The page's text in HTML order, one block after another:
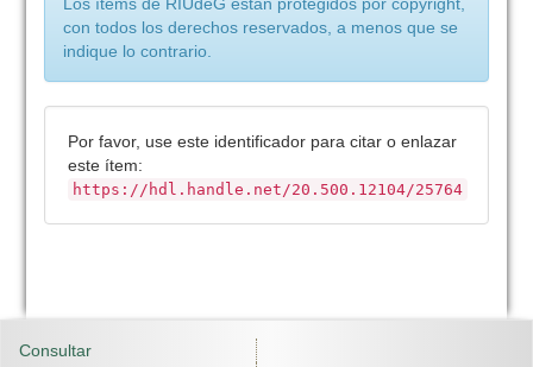
con todos los derechos reservados, a menos que se
indique lo contrario.
Por favor, use este identificador para citar o enlazar
este ítem:
https://hdl.handle.net/20.500.12104/25764
Consultar